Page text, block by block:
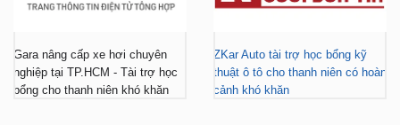
Gara nâng cấp xe hơi chuyên
ZKar Auto tài trợ học bổng kỹ